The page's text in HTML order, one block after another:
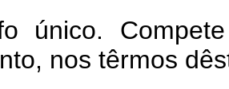
único.
nos têrmos